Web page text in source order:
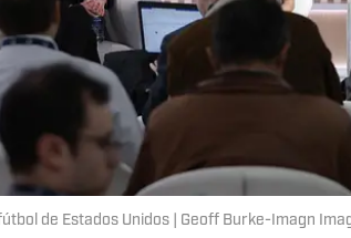
de Estados Unidos | Geoff Burke-Imagn